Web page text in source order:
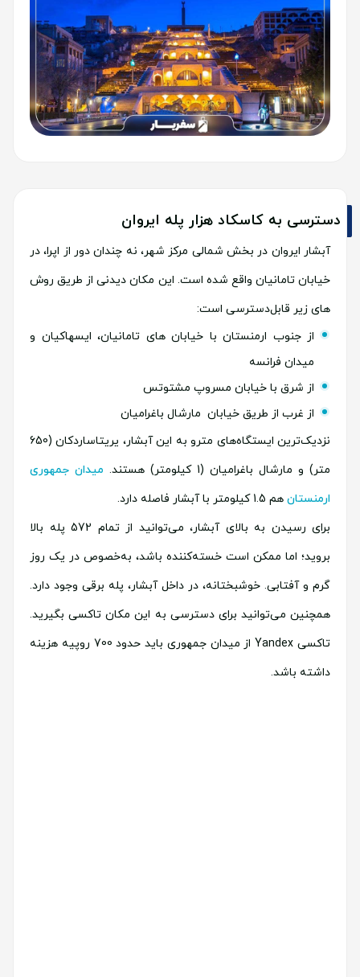
دسترسی به کاسکاد هزار پله ایروان
آبشار ایروان در بخش شمالی مرکز شهر، نه چندان دور از اپرا، در
خیابان تامانیان واقع شده است. این مکان دیدنی از طریق روش
های زیر قابل‌دسترسی است:
از جنوب ارمنستان با خیابان های تامانیان، ایسهاکیان و
میدان فرانسه
از شرق با خیابان مسروپ مشتوتس
از غرب از طریق خیابان مارشال باغرامیان
نزدیک‌ترین ایستگاه‌های مترو به این آبشار، یریتاساردکان (650
متر) و مارشال باغرامیان (1 کیلومتر) هستند.
میدان جمهوری
ارمنستان هم 1.5 کیلومتر با آبشار فاصله دارد.
برای رسیدن به بالای آبشار، می‌توانید از تمام 572 پله بالا
بروید؛ اما ممکن است خسته‌کننده باشد، به‌خصوص در یک روز
گرم و آفتابی. خوشبختانه، در داخل آبشار، پله برقی وجود دارد.
همچنین می‌توانید برای دسترسی به این مکان تاکسی بگیرید.
تاکسی Yandex از میدان جمهوری باید حدود 700 روپیه هزینه
داشته باشد.